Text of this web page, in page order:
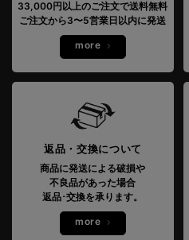
33,000円以上のご注文で送料無料
ご注文から3〜5営業日以内に発送
more
返品・交換について
商品に発送による破損や
不良品があった場合
返品･交換を承ります。
more